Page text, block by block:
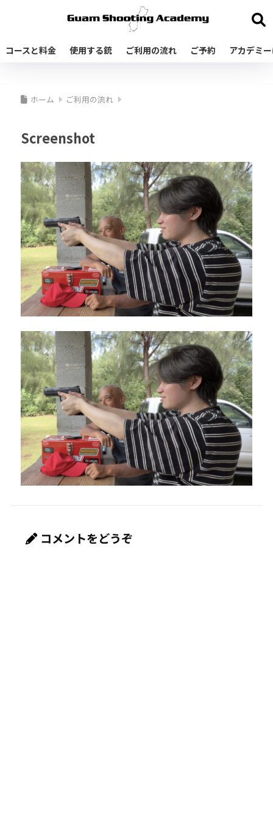
コースと料金 使用する銃 ご利用の流れ ご予約 アカデミ
ホーム ご利用の流れ
Screenshot
コメントをどうぞ